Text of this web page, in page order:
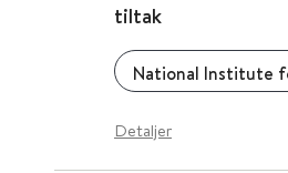
tiltak
Detaljer